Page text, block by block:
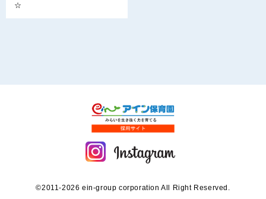
☆
©2011-2026 ein-group corporation All Right Reserved.